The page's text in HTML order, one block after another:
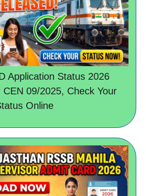
Application Status 2026
CEN 09/2025, Check Your
Online